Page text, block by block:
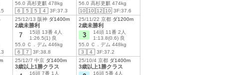
56.0 高杉吏麒 478kg
6
5 5 4 3F:37.3
56.0 高杉吏麒 474kg
10
10 12 10 3F:37.6
25/12/13 阪神 ダ1400m
2歳未勝利
7
15頭 13番 4人
1:26.5(1) 良
55.0 Ｃ．デム 446kg
6
7 3F:38.8
25/11/22 京都 ダ1200m
2歳未勝利
3
14頭 11番 2人
1:13.8(0.6) 良
55.0 Ｃ．デム 448kg
3
4 3F:37.2
25/12/7 中京 ダ1400m
3歳以上1勝クラス
16頭 7番 1人
25/10/4 京都 ダ1400m
3歳以上1勝クラス
16頭 5番 4人